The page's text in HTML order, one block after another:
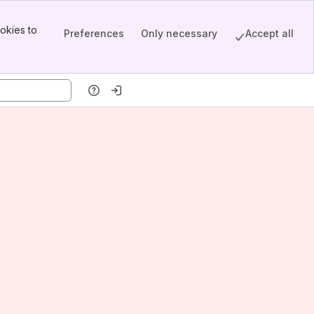
to
Preferences Only necessary Accept all